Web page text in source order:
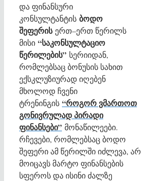
და ფინანსური
კონსულტანტის ბოდო
შეფერისერთ–ერთ წერილს
მისი “საკონსულტაციო
წერილების” სერიიდან,
რომლებსაც ბონუსის სახით
ექსკლუზიურად იღებენ
მხოლოდ ჩვენი
ტრენინგის “როგორ ვმართოთ
გონივრულად პირადი
ფინანსები” მონაწილეები.
რჩევები, რომლებსაც ბოდო
შეფერი ამ წერილში იძლევა, არ
მოიცავს მარტო ფინანსების
სფეროს და ისინი ძალზე